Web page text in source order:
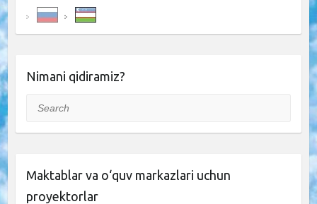
Nimani qidiramiz?
Search
Maktablar va o‘quv markazlari uchun
proyektorlar